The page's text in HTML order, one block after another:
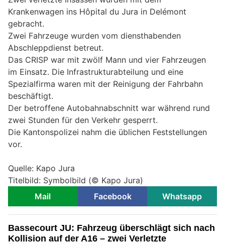
Krankenwagen ins Hôpital du Jura in Delémont
gebracht.
Zwei Fahrzeuge wurden vom diensthabenden
Abschleppdienst betreut.
Das CRISP war mit zwölf Mann und vier Fahrzeugen
im Einsatz. Die Infrastrukturabteilung und eine
Spezialfirma waren mit der Reinigung der Fahrbahn
beschäftigt.
Der betroffene Autobahnabschnitt war während rund
zwei Stunden für den Verkehr gesperrt.
Die Kantonspolizei nahm die üblichen Feststellungen
vor.
Quelle: Kapo Jura
Titelbild: Symbolbild (© Kapo Jura)
Mail
Facebook Whatsapp
Bassecourt JU: Fahrzeug überschlägt sich nach
Kollision auf der A16 – zwei Verletzte